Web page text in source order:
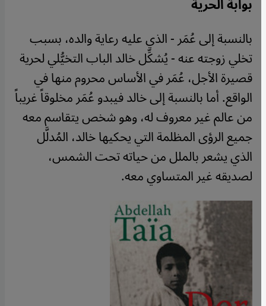
بالنسبة إلى عُمَر - الذي عليه رعاية والده، بسبب
تخلي زوجته عنه - يُشكِّل خالد الباب التخيُّلي لحرية
قصيرة الأجل، عُمَر في الأساس محروم منها في
الواقع. أما بالنسبة إلى خالد فيبدو عُمَر مخلوقاً غريباً
من عالم غير معروف له، وهو شخص يتقاسم معه
جميع الرؤى المظلمة التي يحكيها خالد، المُدلَّل
الذي يشعر بالملل من حياته تحت الشمس،
لصديقه غير المتساوي معه.